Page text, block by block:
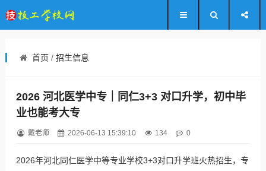
首页 / 招生信息
2026 河北医学中专｜同仁3+3 对口升学，初中毕
业也能考大专
戴老师 2026-06-13 15:39:10 134 0
2026年河北同仁医学中等专业学校3+3对口升学班火热招生，专